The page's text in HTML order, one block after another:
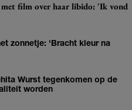
film over haar libido: 'Ik vond
zonnetje: 'Bracht kleur na
Wurst tegenkomen op de
worden